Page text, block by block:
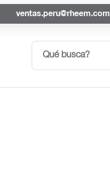
ventas.peru@rheem.com